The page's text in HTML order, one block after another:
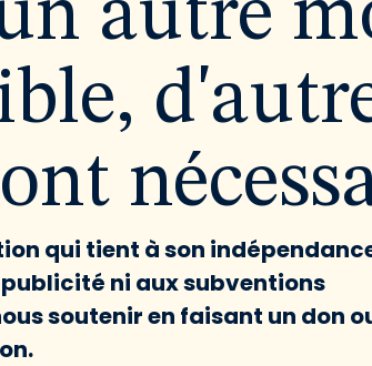
autre
qui tient à son
ni aux subventions
soutenir en faisant un don